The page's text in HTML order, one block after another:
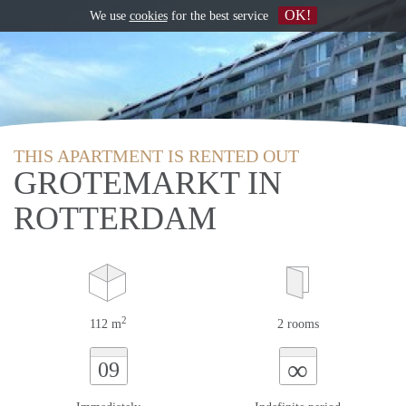
THIS APARTMENT IS RENTED OUT
GROTEMARKT IN
ROTTERDAM
112 m2 2 rooms
09 ∞
We use cookiesfor the best service OK!